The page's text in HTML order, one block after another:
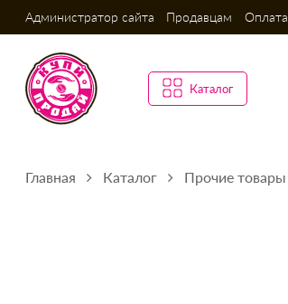
Администратор сайта Продавцам Оплата
Каталог
Главная Каталог Прочие товары